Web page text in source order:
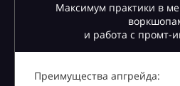
Максимум практики в
и работа с промт-
Преимущества апгрейда: